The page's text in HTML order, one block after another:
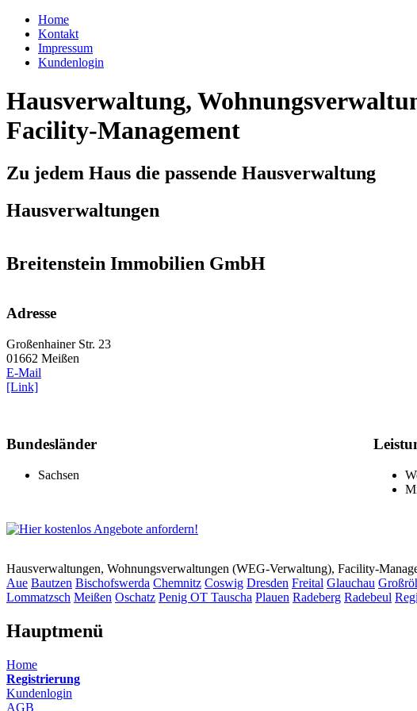
Home
Kontakt
Impressum
Kundenlogin
Hausverwaltung,
Facility-Management
Zu jedem Haus die passende Hausverwaltung
Hausverwaltungen
Breitenstein Immobilien GmbH
Adresse
Großenhainer Str. 23
01662 Meißen
E-Mail
[Link]
Bundesländer
Sachsen
Hausverwaltungen, Wohnungsverwaltungen (WEG-Verwaltung), Facility-
Aue Bautzen Bischofswerda Chemnitz Coswig Dresden Freital Glauchau
Lommatzsch Meißen Oschatz Penig OT Tauscha Plauen Radeberg Radebeul
Hauptmenü
Home
Registrierung
Kundenlogin
AGB